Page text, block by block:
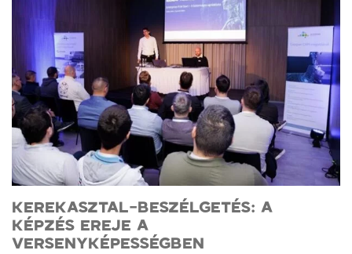
KEREKASZTAL-BESZÉLGETÉS: A
KÉPZÉS EREJE A
VERSENYKÉPESSÉGBEN